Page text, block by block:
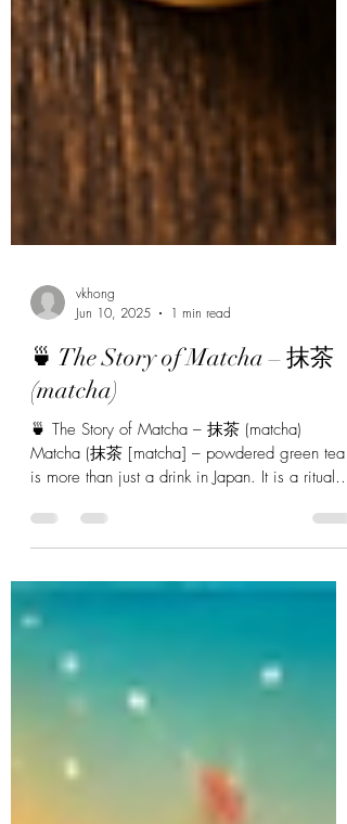
vkhong
Jun 10, 2025
1 min read
🍵 The Story of Matcha – 抹茶
(matcha)
🍵 The Story of Matcha – 抹茶 (matcha)
Matcha (抹茶 [matcha] – powdered green tea )